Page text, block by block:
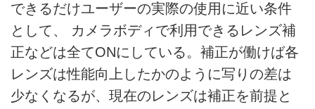
できるだけユーザーの実際の使用に近い条件
として、 カメラボディで利用できるレンズ補
正などは全てONにしている。補正が働けば各
レンズは性能向上したかのように写りの差は
少なくなるが、現在のレンズは補正を前提と